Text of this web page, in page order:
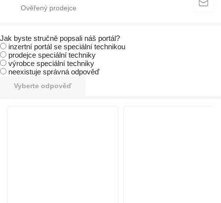
Jak byste stručně popsali náš portál?
inzertní portál se speciální technikou
prodejce speciální techniky
výrobce speciální techniky
neexistuje správná odpověď
Vyberte odpověď